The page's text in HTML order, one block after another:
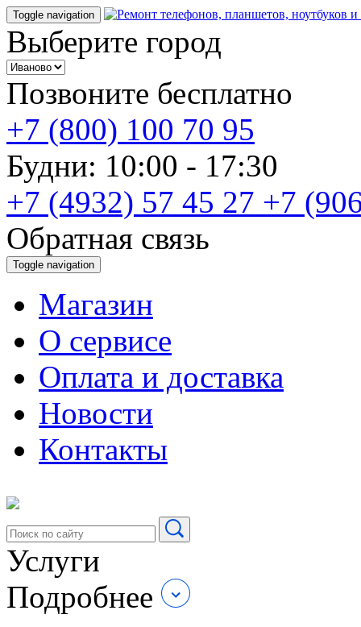
Toggle navigation
Выберите город
Позвоните бесплатно
+7 (800) 100 70 95
Будни: 10:00 - 17:30
+7 (4932) 57 45 27 +7
Обратная связь
Toggle navigation
Магазин
О cервисе
Оплата и доставка
Новости
Контакты
Услуги
Подробнее